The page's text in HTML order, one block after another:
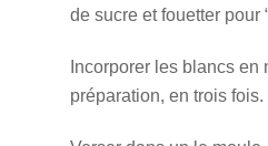
de sucre et fouetter pour
Incorporer les blancs
préparation, en trois fois.